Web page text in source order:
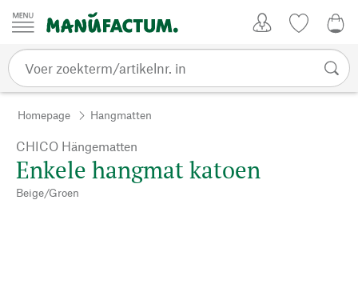
Passer au contenu
Homepage Hangmatten
CHICO Hängematten
Enkele hangmat katoen
Beige/Groen